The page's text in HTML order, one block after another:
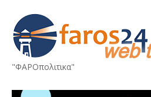
"ΦΑΡΟπολιτικα"